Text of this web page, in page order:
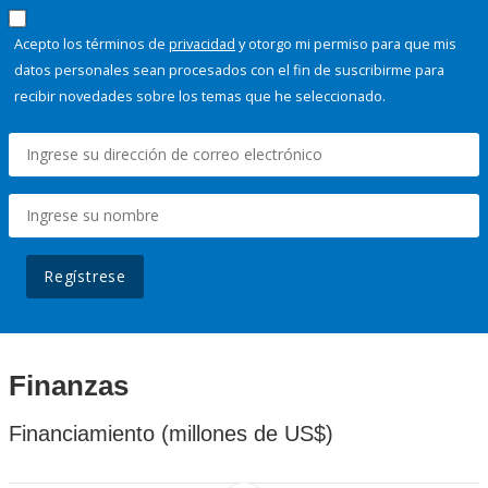
Acepto los términos de privacidad y otorgo mi permiso para que mis
datos personales sean procesados con el fin de suscribirme para
recibir novedades sobre los temas que he seleccionado.
Regístrese
Finanzas
Financiamiento (millones de US$)